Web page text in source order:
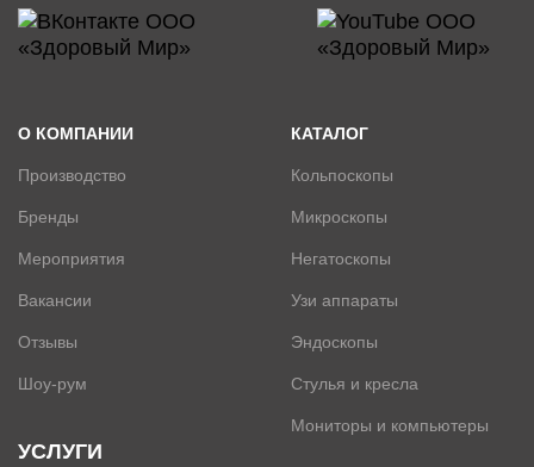
О КОМПАНИИ
Производство
Бренды
Мероприятия
Вакансии
Отзывы
Шоу-рум
КАТАЛОГ
Кольпоскопы
Микроскопы
Негатоскопы
Узи аппараты
Эндоскопы
Стулья и кресла
Мониторы и компьютеры
УСЛУГИ